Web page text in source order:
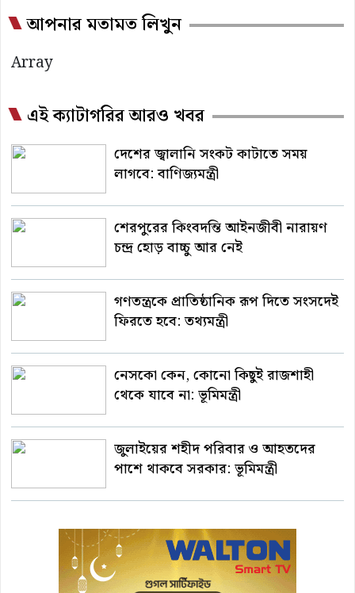
আপনার মতামত লিখুন
Array
এই ক্যাটাগরির আরও খবর
দেশের জ্বালানি সংকট কাটাতে সময়
লাগবে: বাণিজ্যমন্ত্রী
শেরপুরের কিংবদন্তি আইনজীবী নারায়ণ
চন্দ্র হোড় বাচ্চু আর নেই
গণতন্ত্রকে প্রাতিষ্ঠানিক রূপ দিতে সংসদেই
ফিরতে হবে: তথ্যমন্ত্রী
নেসকো কেন, কোনো কিছুই রাজশাহী
থেকে যাবে না: ভূমিমন্ত্রী
জুলাইয়ের শহীদ পরিবার ও আহতদের
পাশে থাকবে সরকার: ভূমিমন্ত্রী